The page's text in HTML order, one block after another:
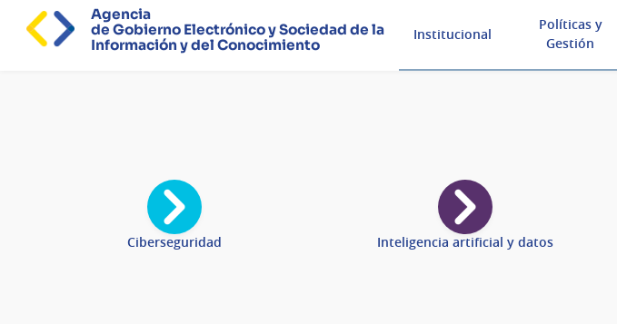
Agencia
de Gobierno Electrónico y Sociedad de la
Información y del Conocimiento
Institucional
Políticas y
Gestión
principal
Ciberseguridad Inteligencia artificial y datos